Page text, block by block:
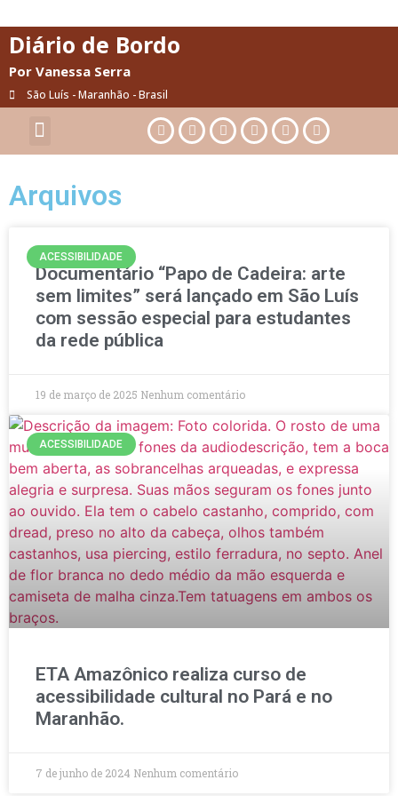
Diário de Bordo
Por Vanessa Serra
São Luís - Maranhão - Brasil
Arquivos
ACESSIBILIDADE
Documentário “Papo de Cadeira: arte
sem limites” será lançado em São Luís
com sessão especial para estudantes
da rede pública
19 de março de 2025 Nenhum comentário
ACESSIBILIDADE
ETA Amazônico realiza curso de
acessibilidade cultural no Pará e no
Maranhão.
7 de junho de 2024 Nenhum comentário